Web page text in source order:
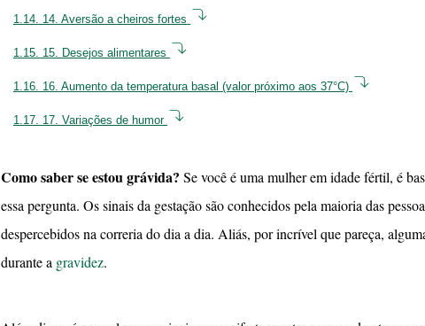
1.14. 14. Aversão a cheiros fortes
1.15. 15. Desejos alimentares
1.16. 16. Aumento da temperatura basal (valor próximo aos 37°C)
1.17. 17. Variações de humor
Como saber se estou grávida? Se você é uma mulher em idade fértil, é
essa pergunta. Os sinais da gestação são conhecidos pela maioria das
despercebidos na correria do dia a dia. Aliás, por incrível que pareça,
durante a gravidez.